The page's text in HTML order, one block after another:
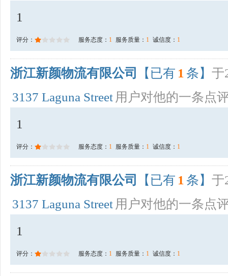
1
评分： 服务态度： 1 服务质量： 1 诚信度： 1
浙江新颜物流有限公司 【已有 1 条】 于
3137 Laguna Street 用户对他的一条点
1
评分： 服务态度： 1 服务质量： 1 诚信度： 1
浙江新颜物流有限公司 【已有 1 条】 于
3137 Laguna Street 用户对他的一条点
1
评分： 服务态度： 1 服务质量： 1 诚信度： 1